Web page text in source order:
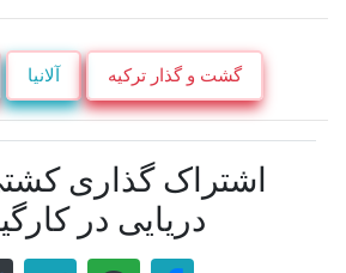
گشت و گذار ترکیه آلانیا
اشتراک گذاری
دریایی در